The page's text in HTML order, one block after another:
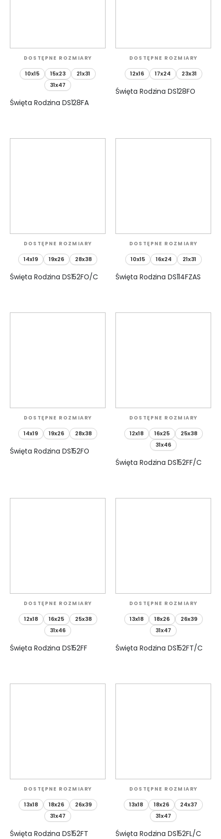
DOSTĘPNE ROZMIARY
10x15 15x23
21x31
31x47
Święta Rodzina DS128FA
DOSTĘPNE ROZMIARY
12x16 17x24 23x31
Święta Rodzina DS128FO
DOSTĘPNE ROZMIARY
14x19 19x26 28x38
Święta Rodzina DS152FO/C
DOSTĘPNE ROZMIARY
10x15 16x24 21x31
Święta Rodzina DS114FZAS
DOSTĘPNE ROZMIARY
14x19 19x26 28x38
Święta Rodzina DS152FO
DOSTĘPNE ROZMIARY
12x18 16x25
25x38
31x46
Święta Rodzina DS152FF/C
DOSTĘPNE ROZMIARY
12x18 16x25
25x38
31x46
Święta Rodzina DS152FF
DOSTĘPNE ROZMIARY
13x18 18x26
26x39
31x47
Święta Rodzina DS152FT/C
DOSTĘPNE ROZMIARY
13x18 18x26
26x39
31x47
Święta Rodzina DS152FT
DOSTĘPNE ROZMIARY
13x18 18x26
24x37
31x47
Święta Rodzina DS152FL/C